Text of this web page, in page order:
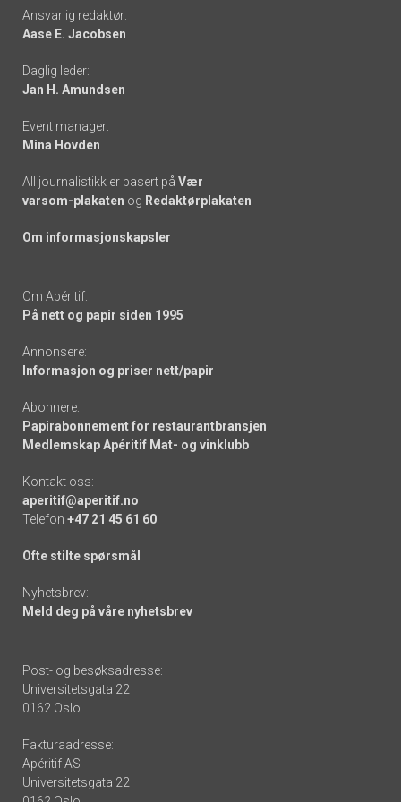
Footer
-
links
Ansvarlig redaktør:
Aase E. Jacobsen
Daglig leder:
Jan H. Amundsen
Event manager:
Mina Hovden
All journalistikk er basert på Vær
varsom-plakaten og Redaktørplakaten
Om informasjonskapsler
Om Apéritif:
På nett og papir siden 1995
Annonsere:
Informasjon og priser nett/papir
Abonnere:
Papirabonnement for restaurantbransjen
Medlemskap Apéritif Mat- og vinklubb
Kontakt oss:
aperitif@aperitif.no
Telefon +47 21 45 61 60
Ofte stilte spørsmål
Nyhetsbrev:
Meld deg på våre nyhetsbrev
Post- og besøksadresse:
Universitetsgata 22
0162 Oslo
Fakturaadresse:
Apéritif AS
Universitetsgata 22